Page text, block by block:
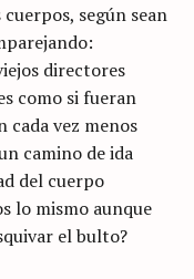
según sean
directores
como si fueran
cada vez menos
camino de ida
del cuerpo
lo mismo aunque
el bulto?